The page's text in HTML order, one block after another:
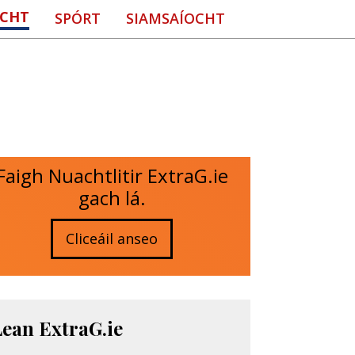
SPÓRT SIAMSAÍOCHT
Nuachtlitir ExtraG.ie
gach lá.
Cliceáil anseo
ExtraG.ie